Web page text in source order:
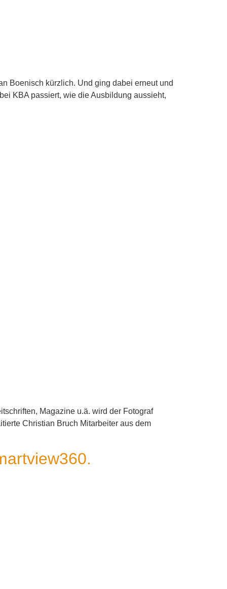
Boenisch kürzlich. Und ging dabei erneut und
KBA passiert, wie die Ausbildung aussieht,
Magazine u.ä. wird der Fotograf
Christian Bruch Mitarbeiter aus dem